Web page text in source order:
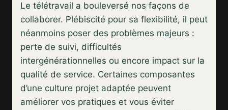
Le télétravail a bouleversé nos façons de
collaborer. Plébiscité pour sa flexibilité, il peut
néanmoins poser des problèmes majeurs :
perte de suivi, difficultés
intergénérationnelles ou encore impact sur la
qualité de service. Certaines composantes
d’une culture projet adaptée peuvent
améliorer vos pratiques et vous éviter